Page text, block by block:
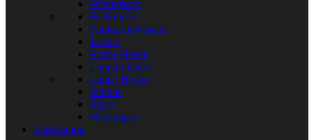
Wintersport
Bademode
Funktionswäsche
Jacken
Kurze Hosen
Langarmshirts
Lange Hosen
Schuhe
Shirts
Wintersport
Ausrüstung